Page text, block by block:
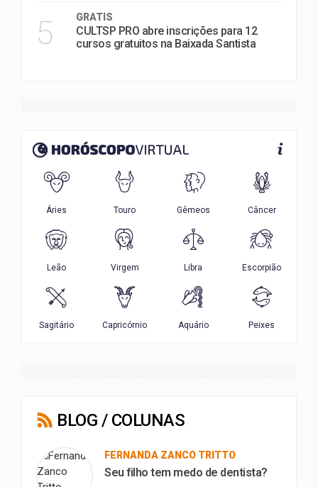
5 GRATIS
CULTSP PRO abre inscrições para 12
cursos gratuitos na Baixada Santista
BLOG / COLUNAS
FERNANDA ZANCO TRITTO
Seu filho tem medo de dentista?